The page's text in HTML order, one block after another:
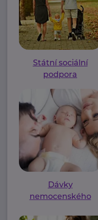
Státní sociální
podpora
Dávky
nemocenského